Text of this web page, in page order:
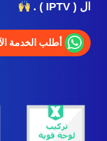
ال ( IPTV ) .
أطلب الخدمة